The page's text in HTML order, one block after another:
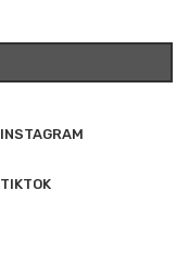
INSTAGRAM
TIKTOK